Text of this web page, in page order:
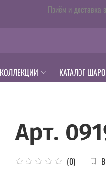
Приём и доставка
КОЛЛЕКЦИИ
КАТАЛОГ
Арт.
(0)